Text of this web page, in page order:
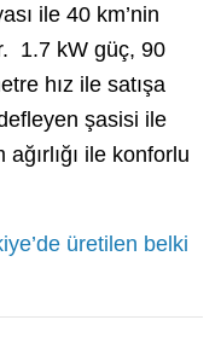
ile 40 km’nin
1.7 kW güç, 90
hız ile satışa
şasisi ile
ile konforlu
üretilen belki